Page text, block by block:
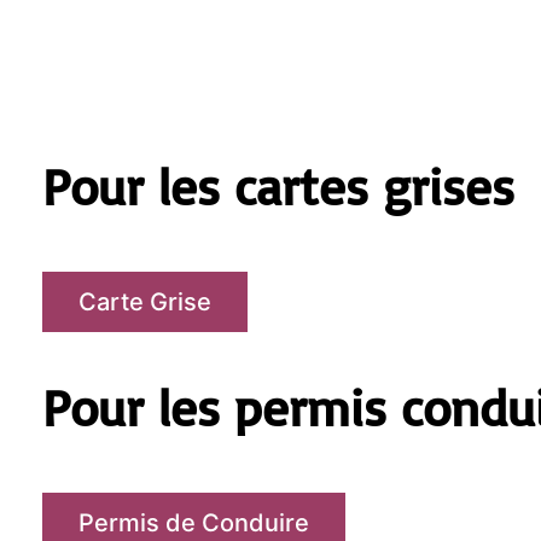
Pour les cartes grises
Carte Grise
Pour les permis
Permis de Conduire